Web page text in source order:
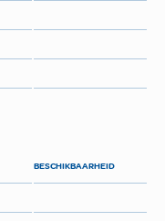
BESCHIKBAARHEID